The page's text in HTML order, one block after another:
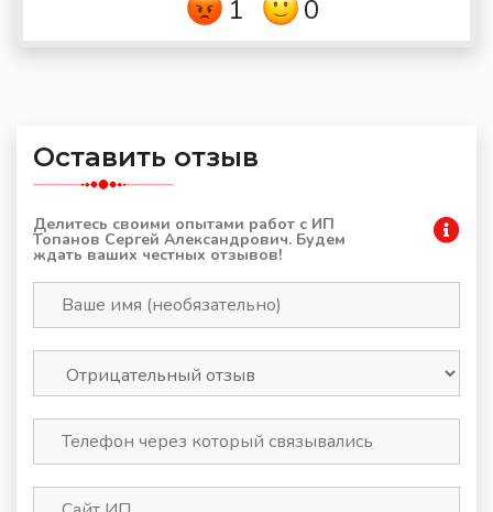
1 0
Оставить отзыв
Делитесь своими опытами работ с ИП
Топанов Сергей Александрович. Будем
ждать ваших честных отзывов!